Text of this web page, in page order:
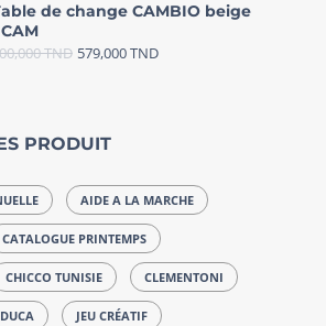
de change CAMBIO beige
TND 579,000TND
PRODUIT
AIDE A LA MARCHE
CATALOGUE PRINTEMPS
CHICCO TUNISIE CLEMENTONI
JEU CRÉATIF